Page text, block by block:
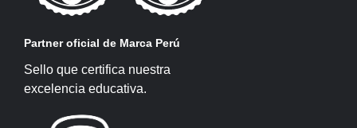
Partner oficial de Marca Perú
Sello que certifica nuestra
excelencia educativa.